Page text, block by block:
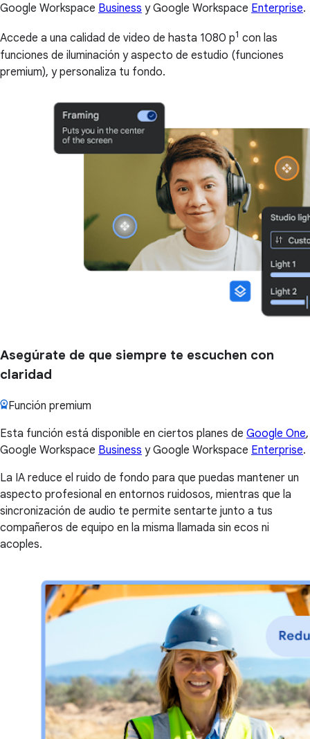
Google Workspace Business y Google Workspace Enterprise.
Accede a una calidad de video de hasta 1080 p1 con las
funciones de iluminación y aspecto de estudio (funciones
premium), y personaliza tu fondo.
Asegúrate de que siempre te escuchen con
claridad
Función premium
Esta función está disponible en ciertos planes de Google One,
Google Workspace Business y Google Workspace Enterprise.
La IA reduce el ruido de fondo para que puedas mantener un
aspecto profesional en entornos ruidosos, mientras que la
sincronización de audio te permite sentarte junto a tus
compañeros de equipo en la misma llamada sin ecos ni
acoples.